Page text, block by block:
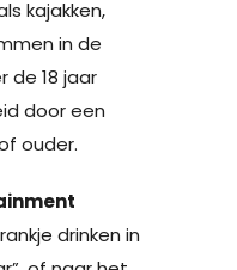
kajakken,
in de
de 18 jaar
door een
ouder.
drinken in